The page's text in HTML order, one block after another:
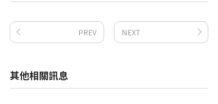
PREV NEXT
其他相關訊息